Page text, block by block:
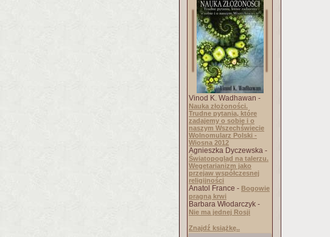
Vinod K. Wadhawan -
Nauka złożoności.
Trudne pytania, które
zadajemy o sobie i o
naszym Wszechświecie
Wolnomularz Polski -
Wiosna 2012
Agnieszka Dyczewska -
Światopogląd na talerzu.
Wegetarianizm jako
przejaw współczesnej
religijności
Anatol France - Bogowie
pragną krwi
Barbara Włodarczyk -
Nie ma jednej Rosji
Znajdź książkę..